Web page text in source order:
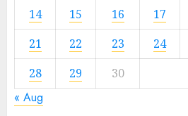
14
15 16 17
21
22 23 24
28
29 30
« Aug